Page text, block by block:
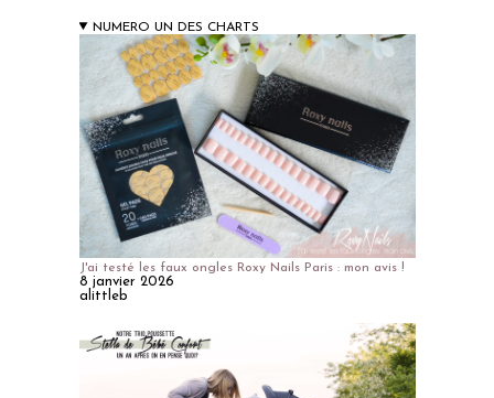
NUMERO UN DES CHARTS
J'ai testé les faux ongles Roxy Nails Paris : mon avis !
8 janvier 2026
alittleb